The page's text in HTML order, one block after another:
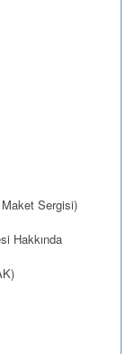
Sergisi)
Hakkında